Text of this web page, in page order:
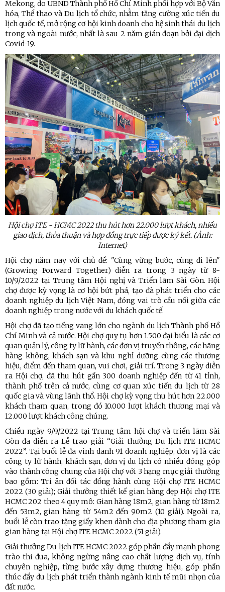
Mekong, do UBND Thành phố Hồ Chí Minh phối hợp với Bộ Văn
hóa, Thể thao và Du lịch tổ chức, nhằm tăng cường xúc tiến du
lịch quốc tế, mở rộng cơ hội kinh doanh cho hệ sinh thái du lịch
trong và ngoài nước, nhất là sau 2 năm gián đoạn bởi đại dịch
Covid-19.
Hội chợ ITE - HCMC 2022 thu hút hơn 22.000 lượt khách, nhiều
giao dịch, thỏa thuận và hợp đồng trực tiếp được ký kết. (Ảnh:
Internet)
Hội chợ năm nay với chủ đề: "Cùng vững bước, cùng đi lên"
(Growing Forward Together) diễn ra trong 3 ngày từ 8-
10/9/2022 tại Trung tâm Hội nghị và Triển lãm Sài Gòn. Hội
chợ được kỳ vọng là cơ hội bứt phá, tạo đà phát triển cho các
doanh nghiệp du lịch Việt Nam, đóng vai trò cầu nối giữa các
doanh nghiệp trong nước với du khách quốc tế.
Hội chợ đã tạo tiếng vang lớn cho ngành du lịch Thành phố Hồ
Chí Minh và cả nước. Hội chợ quy tụ hơn 1.500 đại biểu là các cơ
quan quản lý, công ty lữ hành, các đơn vị truyền thông, các hãng
hàng không, khách sạn và khu nghỉ dưỡng cùng các thương
hiệu, điểm đến tham quan, vui chơi, giải trí. Trong 3 ngày diễn
ra Hội chợ, đã thu hút gần 300 doanh nghiệp đến từ 41 tỉnh,
thành phố trên cả nước, cùng cơ quan xúc tiến du lịch từ 28
quốc gia và vùng lãnh thổ. Hội chợ kỳ vọng thu hút hơn 22.000
khách tham quan, trong đó 10.000 lượt khách thương mại và
12.000 lượt khách công chúng.
Chiều ngày 9/9/2022 tại Trung tâm hội chợ và triển lãm Sài
Gòn đã diễn ra Lễ trao giải “Giải thưởng Du lịch ITE HCMC
2022”. Tại buổi lễ đã vinh danh 91 doanh nghiệp, đơn vị là các
công ty lữ hành, khách sạn, đơn vị du lịch có nhiều đóng góp
vào thành công chung của Hội chợ với 3 hạng mục giải thưởng
bao gồm: Tri ân đối tác đồng hành cùng Hội chợ ITE HCMC
2022 (30 giải); Giải thưởng thiết kế gian hàng đẹp Hội chợ ITE
HCMC 202 theo 4 quy mô: Gian hàng 18m2, gian hàng từ 18m2
đến 53m2, gian hàng từ 54m2 đến 90m2 (10 giải). Ngoài ra,
buổi lễ còn trao tặng giấy khen dành cho địa phương tham gia
gian hàng tại Hội chợ ITE HCMC 2022 (51 giải).
Giải thưởng Du lịch ITE HCMC 2022 góp phần đẩy mạnh phong
trào thi đua, không ngừng nâng cao chất lượng dịch vụ, tính
chuyên nghiệp, từng bước xây dựng thương hiệu, góp phần
thúc đẩy du lịch phát triển thành ngành kinh tế mũi nhọn của
đất nước.